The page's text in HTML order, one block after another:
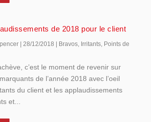
de 2018 pour le client
|28/12/2018 Bravos, Irritants, Points de
c’est le moment de revenir sur
de l’année 2018 avec l’oeil
du client et les applaudissements
et...